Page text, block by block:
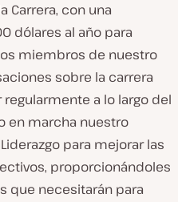
Carrera, con una
dólares al año para
miembros de nuestro
sobre la carrera
a lo largo del
en marcha nuestro
para mejorar las
proporcionándoles
que necesitarán para